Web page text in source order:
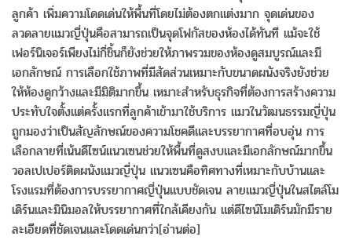
ลูกค้า เพิ่มความโดดเด่นให้พื้นที่โดยไม่ต้องตกแต่งมาก จุดเด่นของ
ลวดลายแมวญี่ปุ่นคือสามารถเป็นจุดโฟกัสของห้องได้ทันที แม้จะใช้
เฟอร์นิเจอร์เพียงไม่กี่ชิ้นก็ยังช่วยให้ภาพรวมของห้องดูสมบูรณ์และมี
เอกลักษณ์ การเลือกใช้ภาพที่มีสัดส่วนเหมาะกับขนาดผนังจริงยังช่วย
ให้ห้องดูกว้างและมีมิติมากขึ้น เหมาะสำหรับธุรกิจที่ต้องการสร้างความ
ประทับใจตั้งแต่ครั้งแรกที่ลูกค้าเข้ามาใช้บริการ แมวในวัฒนธรรมญี่ปุ่น
ถูกมองว่าเป็นสัญลักษณ์ของความโชคดีและบรรยากาศที่อบอุ่น การ
เลือกลายที่เน้นดีไซน์แนวเซนช่วยให้พื้นที่ดูสงบและมีเอกลักษณ์มากขึ้น
วอลเปเปอร์ติดผนังแมวญี่ปุ่น แนวเซนคือทิศทางที่เหมาะกับบ้านและ
โรงแรมที่ต้องการบรรยากาศญี่ปุ่นแบบชัดเจน ลายแมวญี่ปุ่นในสไตล์โม
เดิร์นและมินิมอลให้บรรยากาศที่ใกล้เคียงกัน แต่ดีไซน์โมเดิร์นมักมีราย
ละเอียดที่ชัดเจนและโดดเด่นกว่า[อ่านต่อ]